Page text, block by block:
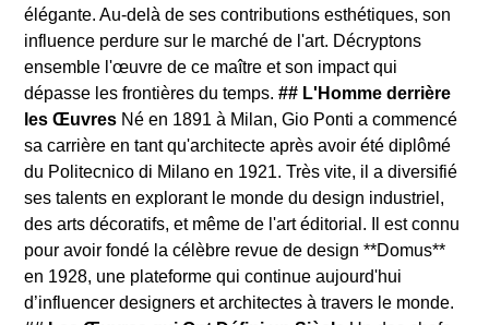
élégante. Au-delà de ses contributions esthétiques, son
influence perdure sur le marché de l'art. Décryptons
ensemble l'œuvre de ce maître et son impact qui
dépasse les frontières du temps.## L'Homme derrière
les Œuvres Né en 1891 à Milan, Gio Ponti a commencé
sa carrière en tant qu'architecte après avoir été diplômé
du Politecnico di Milano en 1921. Très vite, il a diversifié
ses talents en explorant le monde du design industriel,
des arts décoratifs, et même de l'art éditorial. Il est connu
pour avoir fondé la célèbre revue de design **Domus**
en 1928, une plateforme qui continue aujourd'hui
d’influencer designers et architectes à travers le monde.